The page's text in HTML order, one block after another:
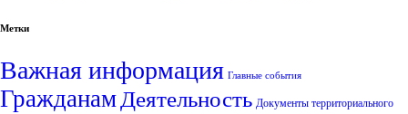
Метки
Важная информация Главные события
Гражданам Деятельность Документы территориального